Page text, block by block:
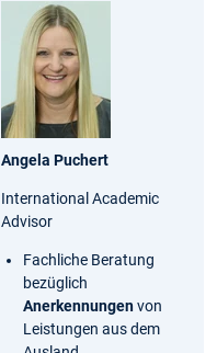
Angela Puchert
International Academic
Advisor
Fachliche Beratung
bezüglich
Anerkennungenvon
Leistungen aus dem